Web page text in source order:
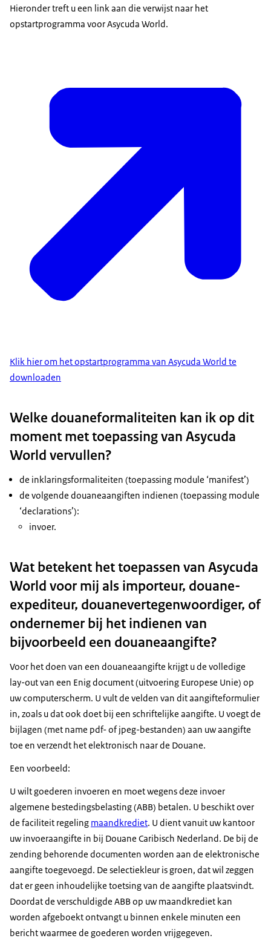
Hieronder treft u een link aan die verwijst naar het
opstartprogramma voor Asycuda World.
Klik hier om het opstartprogramma van Asycuda World te
downloaden
Welke douaneformaliteiten kan ik op dit
moment met toepassing van Asycuda
World vervullen?
de inklaringsformaliteiten (toepassing module ‘manifest’)
de volgende douaneaangiften indienen (toepassing module
‘declarations’):
invoer.
Wat betekent het toepassen van Asycuda
World voor mij als importeur, douane-
expediteur, douanevertegenwoordiger, of
ondernemer bij het indienen van
bijvoorbeeld een douaneaangifte?
Voor het doen van een douaneaangifte krijgt u de volledige
lay-out van een Enig document (uitvoering Europese Unie) op
uw computerscherm. U vult de velden van dit aangifteformulier
in, zoals u dat ook doet bij een schriftelijke aangifte. U voegt de
bijlagen (met name pdf- of jpeg-bestanden) aan uw aangifte
toe en verzendt het elektronisch naar de Douane.
Een voorbeeld:
U wilt goederen invoeren en moet wegens deze invoer
algemene bestedingsbelasting (ABB) betalen. U beschikt over
de faciliteit regeling maandkrediet. U dient vanuit uw kantoor
uw invoeraangifte in bij Douane Caribisch Nederland. De bij de
zending behorende documenten worden aan de elektronische
aangifte toegevoegd. De selectiekleur is groen, dat wil zeggen
dat er geen inhoudelijke toetsing van de aangifte plaatsvindt.
Doordat de verschuldigde ABB op uw maandkrediet kan
worden afgeboekt ontvangt u binnen enkele minuten een
bericht waarmee de goederen worden vrijgegeven.